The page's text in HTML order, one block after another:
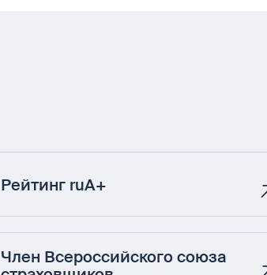
Рейтинг ruA+
Член Всероссийского союза